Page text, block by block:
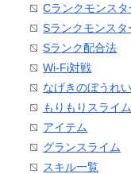
Cランクモンスタ
Sランクモンスタ
Sランク配合法
Wi-Fi対戦
なげきのぼうれい
もりもりスライム
アイテム
グランスライム
スキル一覧